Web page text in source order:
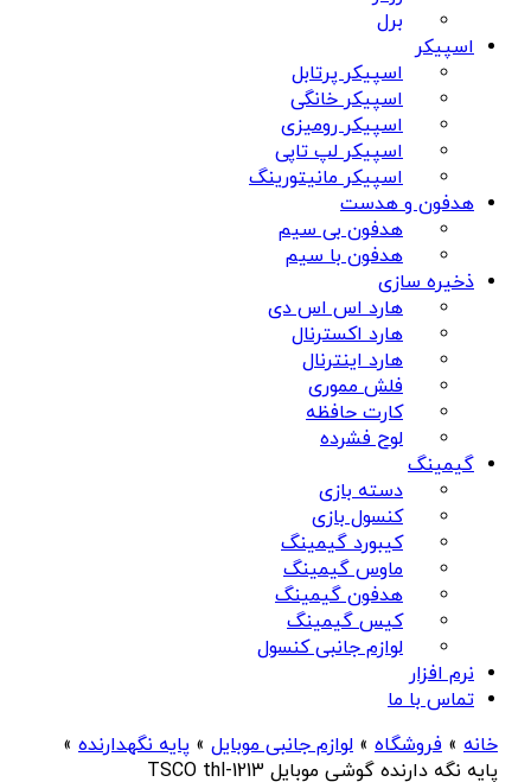
برل
اسپیکر
اسپیکر پرتابل
اسپیکر خانگی
اسپیکر رومیزی
اسپیکر لپ تاپی
اسپیکر مانیتورینگ
هدفون و هدست
هدفون بی سیم
هدفون با سیم
ذخیره سازی
هارد اس اس دی
هارد اکسترنال
هارد اینترنال
فلش مموری
کارت حافظه
لوح فشرده
گیمینگ
دسته بازی
کنسول بازی
کیبورد گیمینگ
ماوس گیمینگ
هدفون گیمینگ
کیس گیمینگ
لوازم جانبی کنسول
نرم افزار
تماس با ما
خانه » فروشگاه » لوازم جانبی موبایل » پایه نگهدارنده »
پایه نگه دارنده گوشی موبایل TSCO thl-1213